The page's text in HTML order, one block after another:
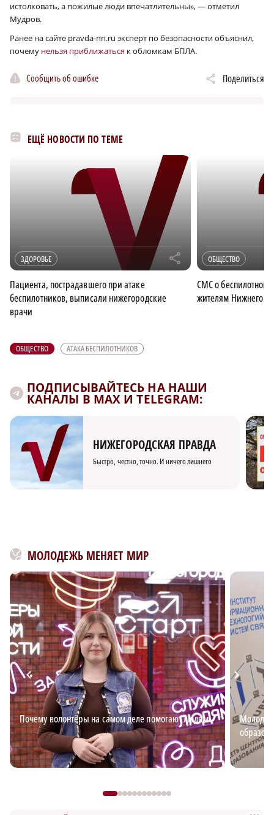
истолковать, а пожилые люди впечатлительны», — отметил
Мудров.
Ранее на сайте pravda-nn.ru эксперт по безопасности объяснил,
почему нельзя приближаться к обломкам БПЛА.
Сообщить об ошибке Поделиться
ЕЩЁ НОВОСТИ ПО ТЕМЕ
ЗДОРОВЬЕ r
Пациента, пострадавшего при атаке
беспилотников, выписали нижегородские
врачи
ОБЩЕСТВО
СМС о беспилотной
жителям Нижнего
ОБЩЕСТВО АТАКА БЕСПИЛОТНИКОВ
ПОДПИСЫВАЙТЕСЬ НА НАШИ
КАНАЛЫ В MAX И TELEGRAM:
НИЖЕГОРОДСКАЯ ПРАВДА
Быстро, честно, точно. И ничего лишнего
МОЛОДЕЖЬ МЕНЯЕТ МИР
Почему волонтёры на самом деле помогают людям